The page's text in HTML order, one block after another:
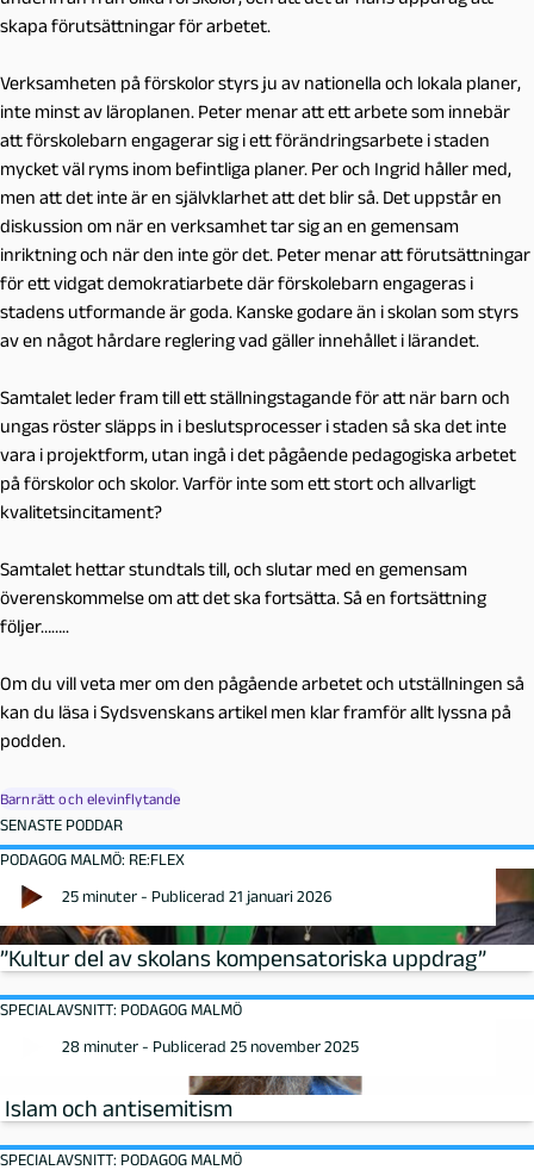
skapa förutsättningar för arbetet.
Verksamheten på förskolor styrs ju av nationella och lokala planer,
inte minst av läroplanen. Peter menar att ett arbete som innebär
att förskolebarn engagerar sig i ett förändringsarbete i staden
mycket väl ryms inom befintliga planer. Per och Ingrid håller med,
men att det inte är en självklarhet att det blir så. Det uppstår en
diskussion om när en verksamhet tar sig an en gemensam
inriktning och när den inte gör det. Peter menar att förutsättningar
för ett vidgat demokratiarbete där förskolebarn engageras i
stadens utformande är goda. Kanske godare än i skolan som styrs
av en något hårdare reglering vad gäller innehållet i lärandet.
Samtalet leder fram till ett ställningstagande för att när barn och
ungas röster släpps in i beslutsprocesser i staden så ska det inte
vara i projektform, utan ingå i det pågående pedagogiska arbetet
på förskolor och skolor. Varför inte som ett stort och allvarligt
kvalitetsincitament?
Samtalet hettar stundtals till, och slutar med en gemensam
överenskommelse om att det ska fortsätta. Så en fortsättning
följer……..
Om du vill veta mer om den pågående arbetet och utställningen så
kan du läsa i Sydsvenskans artikel men klar framför allt lyssna på
podden.
Barnrätt och elevinflytande
SENASTE PODDAR
PODAGOG MALMÖ: RE:FLEX
25 minuter - Publicerad 21 januari 2026
”Kultur del av skolans kompensatoriska uppdrag”
SPECIALAVSNITT: PODAGOG MALMÖ
28 minuter - Publicerad 25 november 2025
Islam och antisemitism
SPECIALAVSNITT: PODAGOG MALMÖ